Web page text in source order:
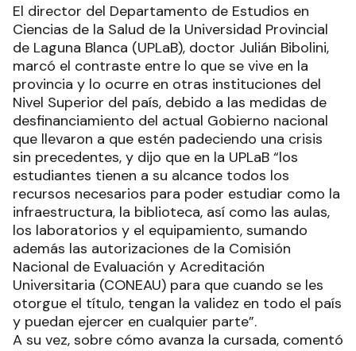
El director del Departamento de Estudios en
Ciencias de la Salud de la Universidad Provincial
de Laguna Blanca (UPLaB), doctor Julián Bibolini,
marcó el contraste entre lo que se vive en la
provincia y lo ocurre en otras instituciones del
Nivel Superior del país, debido a las medidas de
desfinanciamiento del actual Gobierno nacional
que llevaron a que estén padeciendo una crisis
sin precedentes, y dijo que en la UPLaB “los
estudiantes tienen a su alcance todos los
recursos necesarios para poder estudiar como la
infraestructura, la biblioteca, así como las aulas,
los laboratorios y el equipamiento, sumando
además las autorizaciones de la Comisión
Nacional de Evaluación y Acreditación
Universitaria (CONEAU) para que cuando se les
otorgue el título, tengan la validez en todo el país
y puedan ejercer en cualquier parte”.
A su vez, sobre cómo avanza la cursada, comentó